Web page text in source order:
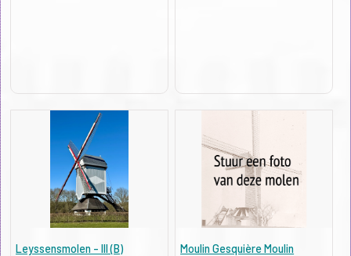
Leyssensmolen - III (B)
Moulin Gesquière Moulin